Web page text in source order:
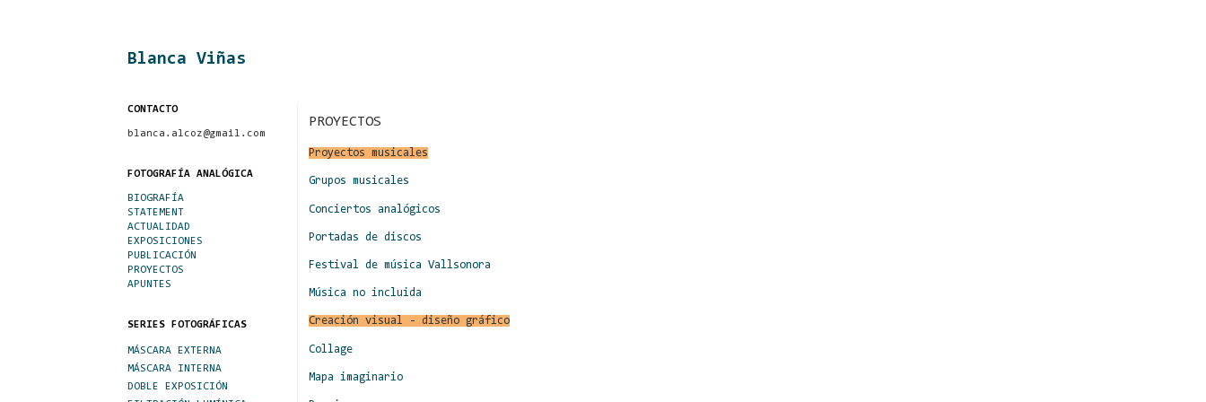
Blanca Viñas
PROYECTOS
Proyectos musicales
Grupos musicales
Conciertos analógicos
Portadas de discos
Festival de música Vallsonora
Música no incluida
Creación visual - diseño gráfico
Collage
Mapa imaginario
CONTACTO
blanca.alcoz@gmail.com
FOTOGRAFÍA ANALÓGICA
BIOGRAFÍA
STATEMENT
ACTUALIDAD
EXPOSICIONES
PUBLICACIÓN
PROYECTOS
APUNTES
SERIES FOTOGRÁFICAS
MÁSCARA EXTERNA
MÁSCARA INTERNA
DOBLE EXPOSICIÓN